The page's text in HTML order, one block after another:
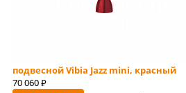
подвесной Vibia Jazz mini, красный
70 060 руб